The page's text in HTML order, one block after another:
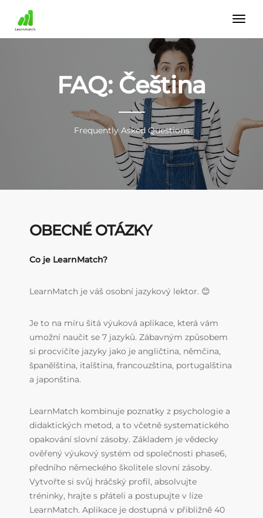
FAQ: Čeština
Frequently Asked Questions
OBECNÉ OTÁZKY
Co je LearnMatch?
LearnMatch je váš osobní jazykový lektor. 😊
Je to na míru šitá výuková aplikace, která vám
umožní naučit se 7 jazyků. Zábavným způsobem
si procvičíte jazyky jako je angličtina, němčina,
španělština, italština, francouzština, portugalština
a japonština.
LearnMatch kombinuje poznatky z psychologie a
didaktických metod, a to včetně systematického
opakování slovní zásoby. Základem je vědecky
ověřený výukový systém od společnosti phase6,
předního německého školitele slovní zásoby.
Vytvořte si svůj hráčský profil, absolvujte
tréninky, hrajte s přáteli a postupujte v lize
LearnMatch. Aplikace je dostupná v přibližně 40